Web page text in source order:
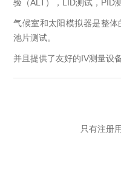
验（ALT），LID测试，PID
气候室和太阳模拟器是整
池片测试。
并且提供了友好的IV测量设备
只有注册